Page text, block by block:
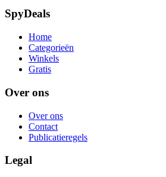
SpyDeals
Home
Categorieën
Winkels
Gratis
Over ons
Over ons
Contact
Publicatieregels
Legal